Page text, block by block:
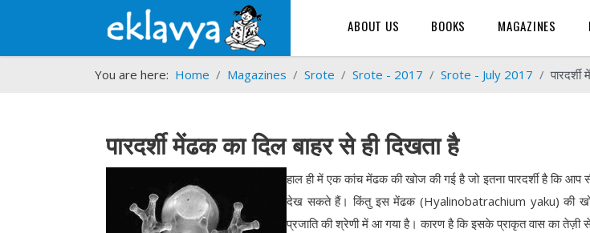
ABOUT US BOOKS MAGAZINES
You are here: Home Magazines Srote Srote - 2017 Srote - July 2017
पारदर्शी मेंढक का दिल बाहर से ही दिखता है
हाल ही में एक कांच मेंढक की खोज की गई है जो इतना पारदर्शी है कि
देख सकते हैं। किंतु इस मेंढक (Hyalinobatrachium yaku) की
प्रजाति की श्रेणी में आ गया है। कारण है कि इसके प्राकृत वास का तेज़ी से